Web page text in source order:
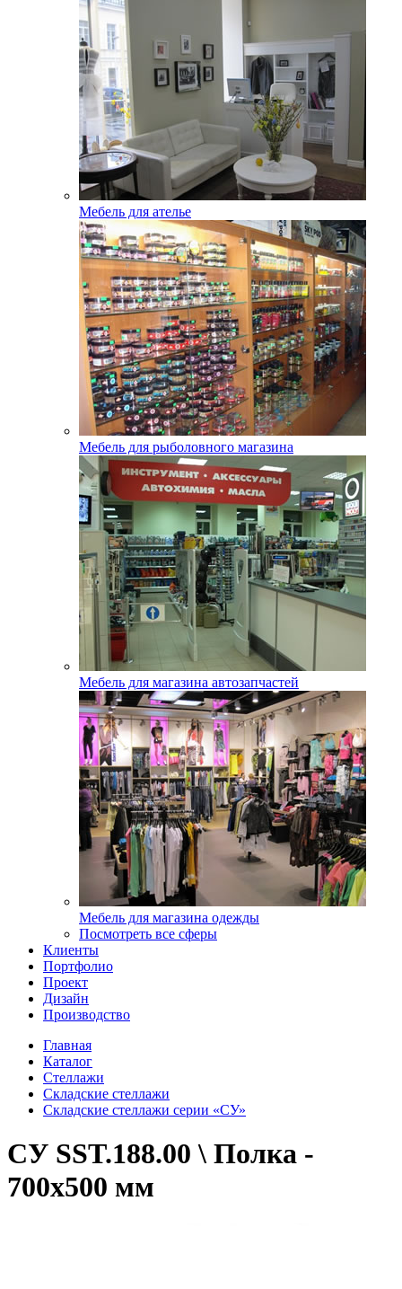
Мебель для ателье
Мебель для рыболовного магазина
Мебель для магазина автозапчастей
Мебель для магазина одежды
Посмотреть все сферы
Клиенты
Портфолио
Проект
Дизайн
Производство
Главная
Каталог
Стеллажи
Складские стеллажи
Складские стеллажи серии «СУ»
СУ SST.188.00 \ Полка -
700х500 мм